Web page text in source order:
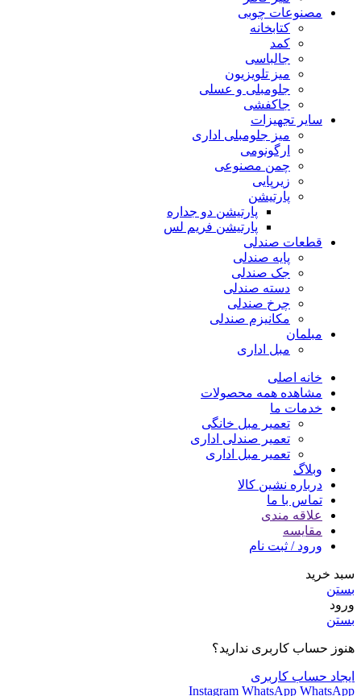
مصنوعات چوبی
کتابخانه
کمد
جالباسی
میز تلویزیون
جلومبلی و عسلی
جاکفشی
سایر تجهیزات
میز جلومبلی اداری
ارگونومی
چمن مصنوعی
زیرپایی
پارتیشن
پارتیشن دو جداره
پارتیشن فریم لس
قطعات صندلی
پایه صندلی
جک صندلی
دسته صندلی
چرخ صندلی
مکانیزم صندلی
مبلمان
مبل اداری
خانه اصلی
مشاهده همه محصولات
خدمات ما
تعمیر مبل خانگی
تعمیر صندلی اداری
تعمیر مبل اداری
وبلاگ
درباره نشین کالا
تماس با ما
علاقه مندی
مقایسه
ورود / ثبت نام
سبد خرید
بستن
ورود
بستن
هنوز حساب کاربری ندارید؟
ایجاد حساب کاربری
Instagram WhatsApp WhatsApp